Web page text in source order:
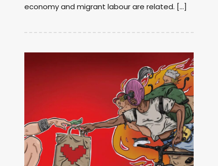
economy and migrant labour are related. […]